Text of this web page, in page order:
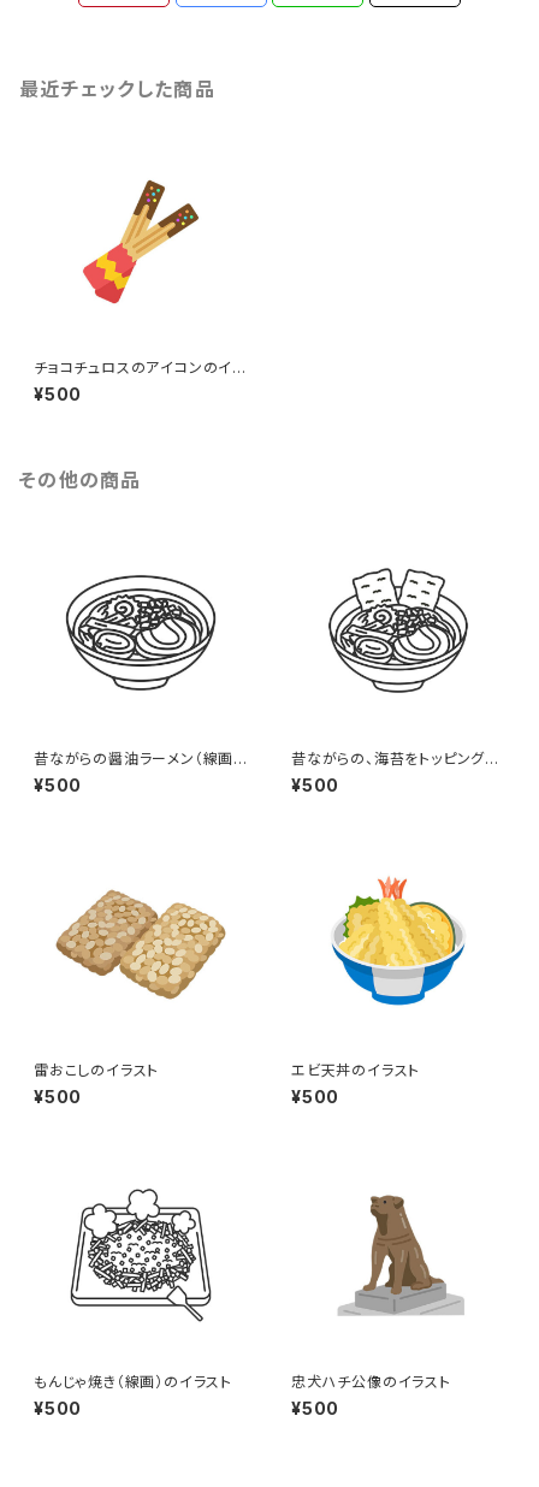
最近チェックした商品
チョコチュロスのアイコンのイラ
スト
¥500
その他の商品
昔ながらの醤油ラーメン（線画）
のイラスト
¥500
昔ながらの、海苔をトッピングし
た醤油ラーメン（線画）のイラス
ト
¥500
雷おこしのイラスト
¥500
エビ天丼のイラスト
¥500
もんじゃ焼き（線画）のイラスト
¥500
忠犬ハチ公像のイラスト
¥500